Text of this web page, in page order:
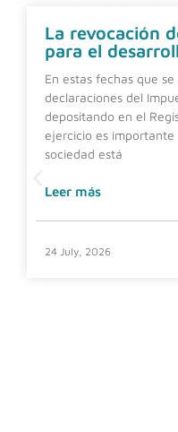
La revocación
para el
En estas fechas que
declaraciones del
depositando en el
ejercicio es
sociedad está
Leer más
24 July, 2026